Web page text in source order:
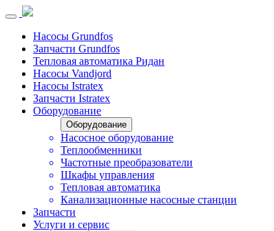
Насосы Grundfos
Запчасти Grundfos
Тепловая автоматика Ридан
Насосы Vandjord
Насосы Istratex
Запчасти Istratex
Оборудование
Оборудование
Насосное оборудование
Теплообменники
Частотные преобразователи
Шкафы управления
Тепловая автоматика
Канализационные насосные станции
Запчасти
Услуги и сервис